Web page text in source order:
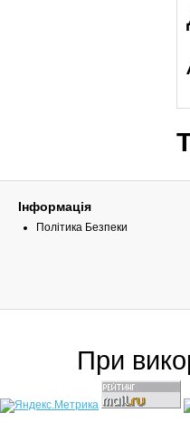
Інформація
Політика Безпеки
При